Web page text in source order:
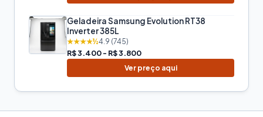
Geladeira Samsung Evolution RT38
Inverter 385L
★★★★½4.9 (745)
R$ 3.400 - R$ 3.800
Ver preço aqui